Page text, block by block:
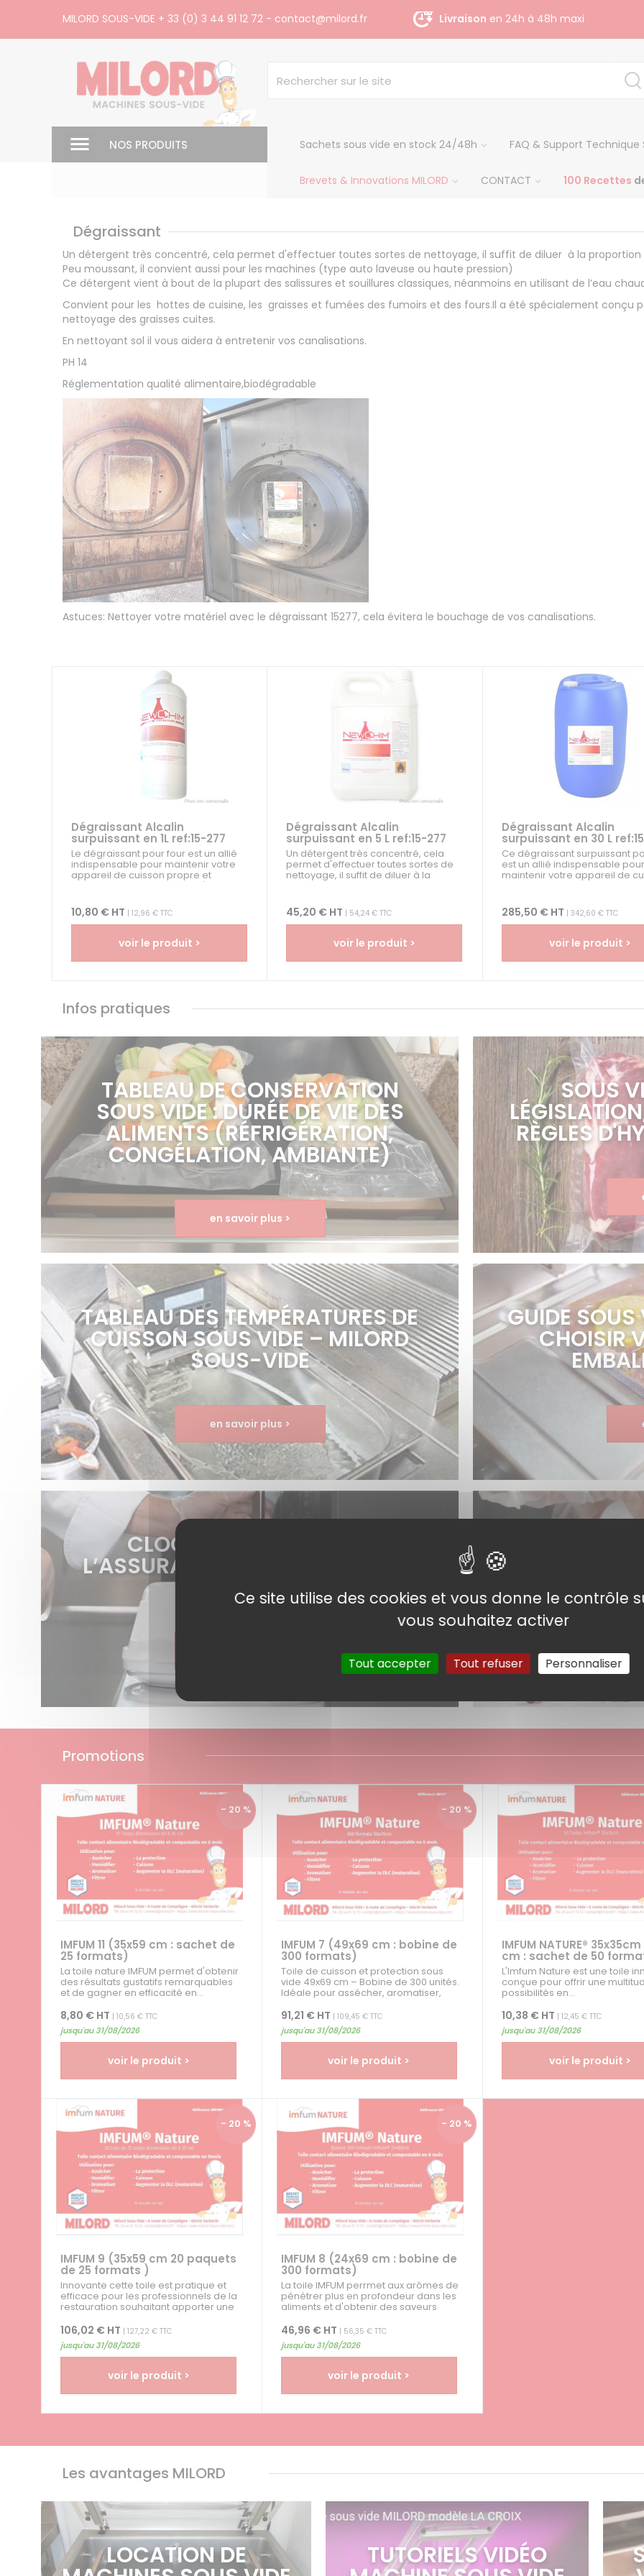
MILORD SOUS-VIDE + 33 (0) 3 44 91 12 72 - contact@milord.fr Livraison gratuite dès 140 € H.T
NOS PRODUITS Sachets sous vide en stock 24/48h FAQ & Support Technique
Brevets & Innovations MILORD CONTACT 100 Recettes
Dégraissant
Un détergent très concentré, cela permet d'effectuer toutes sortes de nettoyage, il suffit de diluer à la
Peu moussant, il convient aussi pour les machines (type auto laveuse ou haute pression)
Ce détergent vient à bout de la plupart des salissures et souillures classiques, néanmoins en utilisant de l’eau
Convient pour les hottes de cuisine, les graisses et fumées des fumoirs et des fours.Il a été spécialement conçu
nettoyage des graisses cuites.
En nettoyant sol il vous aidera à entretenir vos canalisations.
PH 14
Réglementation qualité alimentaire,biodégradable
Astuces: Nettoyer votre matériel avec le dégraissant 15277, cela évitera le bouchage de vos canalisations.
Dégraissant Alcalin
surpuissant en 1L ref:15-277
Le dégraissant pour four est un allié
indispensable pour maintenir votre
appareil de cuisson propre et
hygiénique. Il vous permet d'éliminer
10,80 € HT | 12,96 € TTC
voir le produit >
Dégraissant Alcalin
surpuissant en 5 L ref:15-277
Un détergent très concentré, cela
permet d'effectuer toutes sortes de
nettoyage, il suffit de diluer à la
45,20 € HT | 54,24 € TTC
voir le produit >
Dégraissant Alcalin
surpuissant en 30 L
Ce dégraissant surpuissant
est un allié indispensable pour
maintenir votre appareil de
285,50 € HT | 342,60 € TTC
voir le produit >
Infos pratiques
TABLEAU DE CONSERVATION
SOUS VIDE : DURÉE DE VIE DES
ALIMENTS (RÉFRIGÉRATION,
CONGÉLATION, AMBIANTE)
en savoir plus >
SOUS
RÈGLES
TABLEAU DES TEMPÉRATURES DE
CUISSON SOUS VIDE – MILORD
SOUS-VIDE
en savoir plus >
GUIDE
CHOISIR
CLOCHE VAPOSAVEUR®
L’ASSURANCE D’UNE CUISINE DE
QUALITÉ
LA TOILE
LA
Promotions
- 20 %
IMFUM 11 (35x59 cm : sachet de
25 formats)
La toile nature IMFUM permet d'obtenir
des résultats gustatifs remarquables
et de gagner en efficacité en...
8,80 € HT | 10,56 € TTC
jusqu'au 31/08/2026
voir le produit >
- 20 %
IMFUM 7 (49x69 cm : bobine de
300 formats)
Toile de cuisson et protection sous
vide 49x69 cm – Bobine de 300 unités.
Idéale pour assécher, aromatiser,
et...
91,21 € HT | 109,45 € TTC
jusqu'au 31/08/2026
voir le produit >
IMFUM NATURE®
cm : sachet de 50
L'Imfum Nature est une toile
conçue pour offrir une
possibilités en...
10,38 € HT | 12,45 € TTC
jusqu'au 31/08/2026
voir le produit >
- 20 %
IMFUM 9 (35x59 cm 20 paquets
de 25 formats )
Innovante cette toile est pratique et
efficace pour les professionnels de la
restauration souhaitant apporter une
106,02 € HT | 127,22 € TTC
jusqu'au 31/08/2026
voir le produit >
- 20 %
IMFUM 8 (24x69 cm : bobine de
300 formats)
La toile IMFUM perrmet aux arômes de
pénétrer plus en profondeur dans les
aliments et d'obtenir des saveurs
46,96 € HT | 56,35 € TTC
jusqu'au 31/08/2026
voir le produit >
Les avantages MILORD
LOCATION DE TUTORIELS VIDÉO
Ce site utilise des cookies et vous donne le contrôle
vous souhaitez activer
Tout accepter Tout refuser Personnaliser